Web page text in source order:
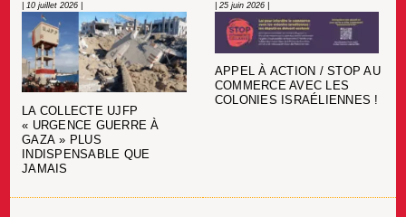
| 10 juillet 2026 |
LA COLLECTE UJFP
« URGENCE GUERRE À
GAZA » PLUS
INDISPENSABLE QUE
JAMAIS
| 25 juin 2026 |
APPEL À ACTION / STOP AU
COMMERCE AVEC LES
COLONIES ISRAÉLIENNES !